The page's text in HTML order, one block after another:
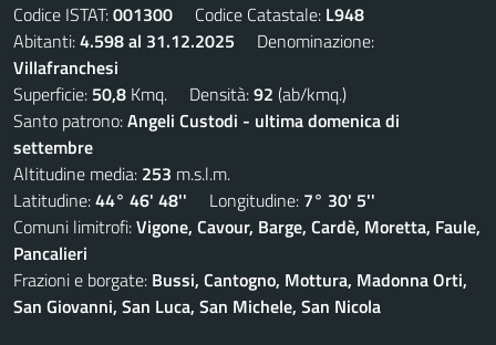
Codice ISTAT:001300 Codice Catastale: L948
Abitanti:4.598 al 31.12.2025 Denominazione:
Villafranchesi
Superficie: 50,8 Kmq. Densità:92 (ab/kmq.)
Santo patrono:Angeli Custodi - ultima domenica di
settembre
Altitudine media: 253 m.s.l.m.
Latitudine:44° 46' 48'' Longitudine: 7° 30' 5''
Comuni limitrofi:Vigone, Cavour, Barge, Cardè, Moretta, Faule,
Pancalieri
Frazioni e borgate: Bussi, Cantogno, Mottura, Madonna Orti,
San Giovanni, San Luca, San Michele, San Nicola